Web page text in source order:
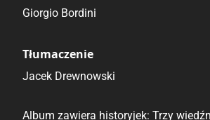
Salvatore Deiana
Marco Meloni
Massimo Fecchi
Vitale Mangiatordi
Giorgio Bordini
Tłumaczenie
Jacek Drewnowski
Album zawiera historyjek: Trzy